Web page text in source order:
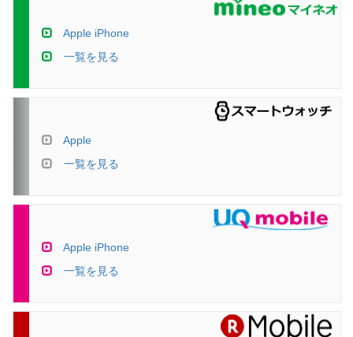
Apple iPhone
一覧を見る
Apple
一覧を見る
Apple iPhone
一覧を見る